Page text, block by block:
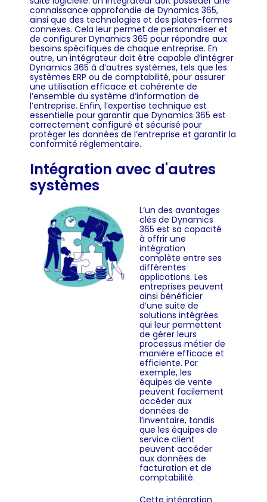
connaissance approfondie de Dynamics 365,
ainsi que des technologies et des plates-formes
connexes. Cela leur permet de personnaliser et
de configurer Dynamics 365 pour répondre aux
besoins spécifiques de chaque entreprise. En
outre, un intégrateur doit être capable d’intégrer
Dynamics 365 à d’autres systèmes, tels que les
systèmes ERP ou de comptabilité, pour assurer
une utilisation efficace et cohérente de
l’ensemble du système d’information de
l’entreprise. Enfin, l’expertise technique est
essentielle pour garantir que Dynamics 365 est
correctement configuré et sécurisé pour
protéger les données de l’entreprise et garantir la
conformité réglementaire.
Intégration avec d'autres
systèmes
L’un des avantages
clés de Dynamics
365 est sa capacité
à offrir une
intégration
complète entre ses
différentes
applications. Les
entreprises peuvent
ainsi bénéficier
d’une suite de
solutions intégrées
qui leur permettent
de gérer leurs
processus métier de
manière efficace et
efficiente. Par
exemple, les
équipes de vente
peuvent facilement
accéder aux
données de
l’inventaire, tandis
que les équipes de
service client
peuvent accéder
aux données de
facturation et de
comptabilité.
Cette intégration